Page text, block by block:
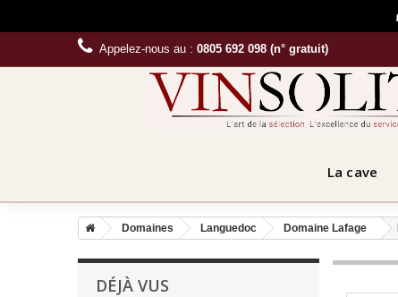
Appelez-nous au : 0805 692 098 (n° gratuit)
La cave
Domaines Languedoc Domaine Lafage
DÉJÀ VUS